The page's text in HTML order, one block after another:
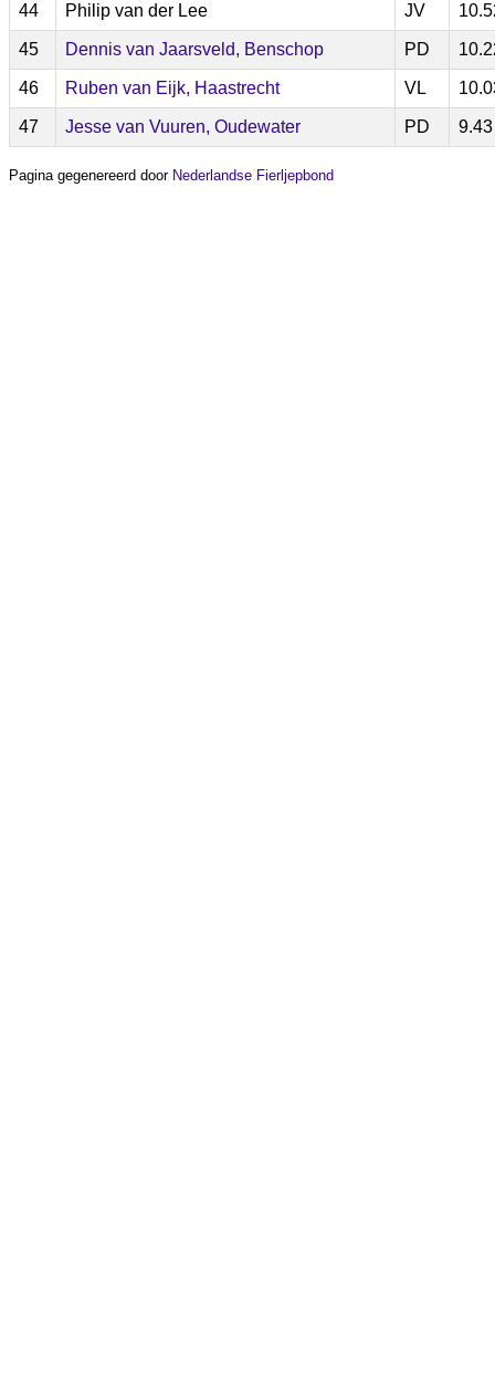
44 Philip van der Lee JV
45 Dennis van Jaarsveld, Benschop PD
46 Ruben van Eijk, Haastrecht VL
47 Jesse van Vuuren, Oudewater PD 9.43
Pagina gegenereerd door Nederlandse Fierljepbond